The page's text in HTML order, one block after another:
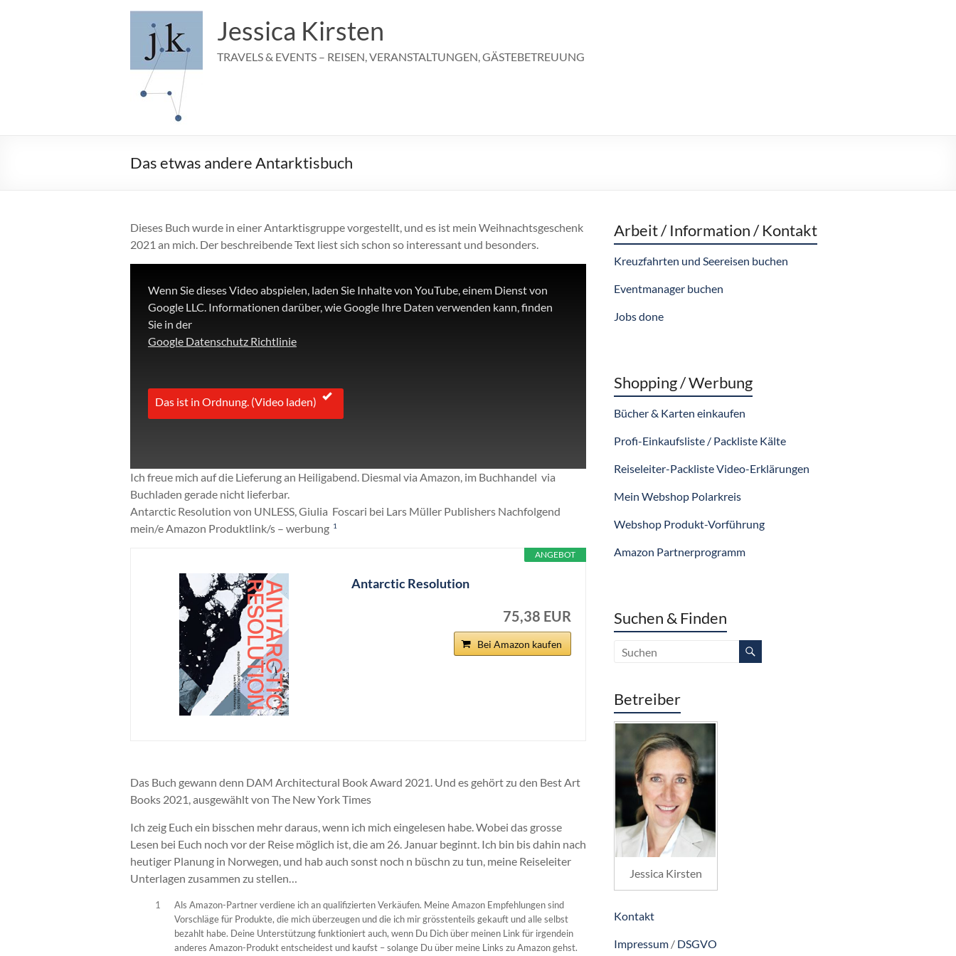
Jessica Kirsten
TRAVELS & EVENTS – REISEN, VERANSTALTUNGEN, GÄSTEBETREUUNG
Das etwas andere Antarktisbuch
Dieses Buch wurde in einer Antarktisgruppe vorgestellt, und es ist mein Weihnachtsgeschenk
2021 an mich. Der beschreibende Text liest sich schon so interessant und besonders.
Wenn Sie dieses Video abspielen, laden Sie Inhalte von YouTube, einem Dienst von
Google LLC. Informationen darüber, wie Google Ihre Daten verwenden kann, finden
Sie in der
Google Datenschutz Richtlinie
Das ist in Ordnung. (Video laden)
Ich freue mich auf die Lieferung an Heiligabend. Diesmal via Amazon, im Buchhandel via
Buchladen gerade nicht lieferbar.
Antarctic Resolution von UNLESS, Giulia Foscari bei Lars Müller Publishers Nachfolgend
mein/e Amazon Produktlink/s – werbung 1
ANGEBOT
Antarctic Resolution
75,38 EUR
Bei Amazon kaufen
Das Buch gewann denn DAM Architectural Book Award 2021. Und es gehört zu den Best Art
Books 2021, ausgewählt von The New York Times
Ich zeig Euch ein bisschen mehr daraus, wenn ich mich eingelesen habe. Wobei das grosse
Lesen bei Euch noch vor der Reise möglich ist, die am 26. Januar beginnt. Ich bin bis dahin nach
heutiger Planung in Norwegen, und hab auch sonst noch n büschn zu tun, meine Reiseleiter
Unterlagen zusammen zu stellen…
1
Als Amazon-Partner verdiene ich an qualifizierten Verkäufen. Meine Amazon Empfehlungen sind
Vorschläge für Produkte, die mich überzeugen und die ich mir grösstenteils gekauft und alle selbst
bezahlt habe. Deine Unterstützung funktioniert auch, wenn Du Dich über meinen Link für irgendein
anderes Amazon-Produkt entscheidest und kaufst – solange Du über meine Links zu Amazon gehst.
Arbeit / Information / Kontakt
Kreuzfahrten und Seereisen buchen
Eventmanager buchen
Jobs done
Shopping / Werbung
Bücher & Karten einkaufen
Profi-Einkaufsliste / Packliste Kälte
Reiseleiter-Packliste Video-Erklärungen
Mein Webshop Polarkreis
Webshop Produkt-Vorführung
Amazon Partnerprogramm
Suchen & Finden
Betreiber
Jessica Kirsten
Kontakt
Impressum/ DSGVO